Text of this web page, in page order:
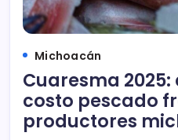
Michoacán
Cuaresma
costo pescado
productores